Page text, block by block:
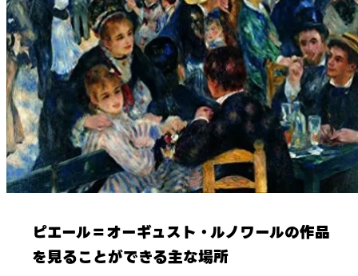
ピエール＝オーギュスト・ルノワールの作品
を見ることができる主な場所